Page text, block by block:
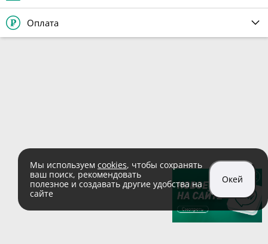
Оплата
Мы используем cookies, чтобы сохранять
ваш поиск, рекомендовать
полезное и создавать другие удобства на
сайте
Окей